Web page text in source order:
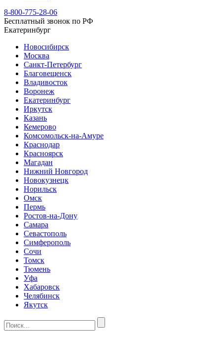
8-800-775-28-06
Бесплатный звонок по РФ
Екатеринбург
Новосибирск
Москва
Санкт-Петербург
Благовещенск
Владивосток
Воронеж
Екатеринбург
Иркутск
Казань
Кемерово
Комсомольск-на-Амуре
Краснодар
Красноярск
Магадан
Нижний Новгород
Новокузнецк
Норильск
Омск
Пермь
Ростов-на-Дону
Самара
Севастополь
Симферополь
Сочи
Томск
Тюмень
Уфа
Хабаровск
Челябинск
Якутск